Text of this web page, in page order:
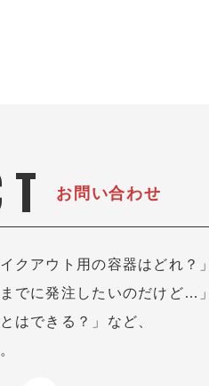
お問い合わせ
クアウト用の容器はどれ？」
でに発注したいのだけど…」
はできる？」など、